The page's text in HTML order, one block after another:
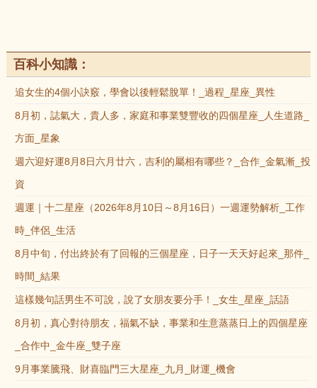
百科小知識：
追女生的4個小訣竅，學會以後輕鬆脫單！_過程_星座_異性
8月初，誌氣大，貴人多，家庭和事業雙豐收的四個星座_人生道路_
方面_星象
週六迎好運8月8日六月廿六，吉利的屬相有哪些？_合作_金氣漸_投
資
週運｜十二星座（2026年8月10日～8月16日）一週運勢解析_工作
時_伴侶_生活
8月中旬，付出終於有了回報的三個星座，日子一天天好起來_那件_
時間_結果
這樣幾句話男生不可說，說了女朋友要分手！_女生_星座_話語
8月初，真心對待朋友，福氣不缺，事業和生意蒸蒸日上的四個星座
_合作中_金牛座_雙子座
9月事業騰飛、財喜臨門三大星座_九月_財運_機會